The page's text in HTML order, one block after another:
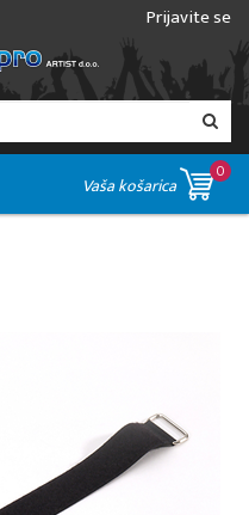
Prijavite se
Vaša košarica
0